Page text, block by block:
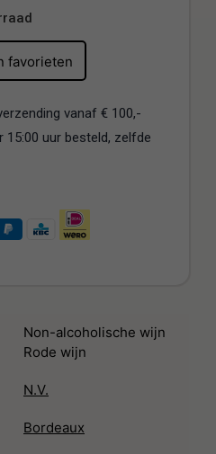
favorieten
vanaf € 100,-
15:00 uur besteld, zelfde
Non-alcoholische wijn
Rode wijn
N.V.
Bordeaux